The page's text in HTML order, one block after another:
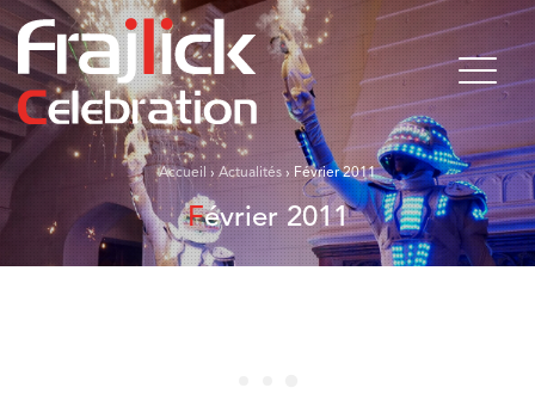
Accueil › Actualités › Février 2011
Février 2011